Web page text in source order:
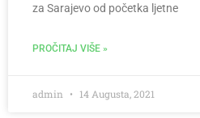
za Sarajevo od početka ljetne
PROČITAJ VIŠE »
admin 14 Augusta, 2021